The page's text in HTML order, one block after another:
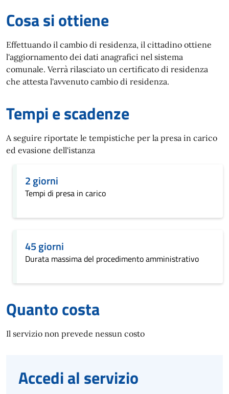
Cosa si ottiene
Effettuando il cambio di residenza, il cittadino ottiene
l'aggiornamento dei dati anagrafici nel sistema
comunale. Verrà rilasciato un certificato di residenza
che attesta l'avvenuto cambio di residenza.
Tempi e scadenze
A seguire riportate le tempistiche per la presa in carico
ed evasione dell'istanza
2 giorni
Tempi di presa in carico
45 giorni
Durata massima del procedimento amministrativo
Quanto costa
Il servizio non prevede nessun costo
Accedi al servizio